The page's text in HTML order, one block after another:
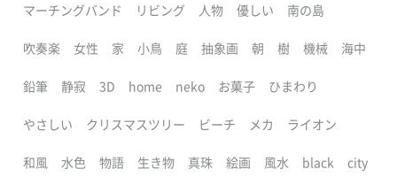
マーチングバンド リビング 人物 優しい 南の島
吹奏楽 女性 家 小鳥 庭 抽象画 朝 樹 機械 海中
鉛筆 静寂 3D home neko お菓子 ひまわり
やさしい クリスマスツリー ビーチ メカ ライオン
和風 水色 物語 生き物 真珠 絵画 風水 black city